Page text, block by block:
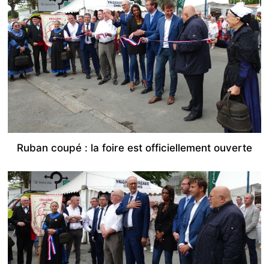
Ruban coupé : la foire est officiellement ouverte